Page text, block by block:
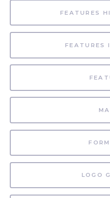
FEATURES
FEATURES
LOGO